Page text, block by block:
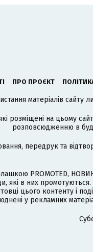
ПРО ПРОЄКТ
матеріалів сайту
розміщені на цьому
розповсюдженню в
передрук та
PROMOTED,
які в них
цього контенту і
у рекламних